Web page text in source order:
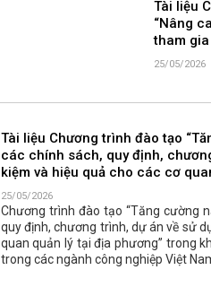
Tài liệu
“Nâng
tham
25/05/2026
Tài liệu Chương trình đào tạo
các chính sách, quy định,
kiệm và hiệu quả cho các cơ
25/05/2026
Chương trình đào tạo “Tăng cường
quy định, chương trình, dự án về sử
quan quản lý tại địa phương” trong
trong các ngành công nghiệp Việt